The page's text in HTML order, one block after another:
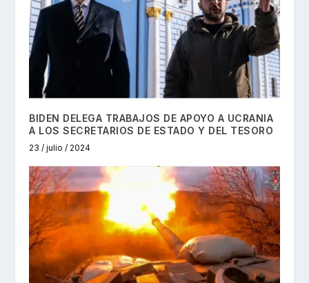
BIDEN DELEGA TRABAJOS DE APOYO A UCRANIA
A LOS SECRETARIOS DE ESTADO Y DEL TESORO
23 / julio / 2024